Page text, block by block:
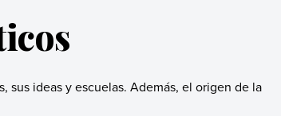
sus ideas y escuelas. Además, el origen de la